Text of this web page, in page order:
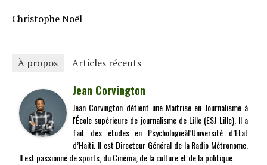
Christophe Noël
À propos Articles récents
Jean Corvington
Jean Corvington détient une Maitrise en Journalisme à
l'École supérieure de journalisme de Lille (ESJ Lille). Il a
fait des études en Psychologieàl’Université d’Etat
d’Haiti. Il est Directeur Général de la Radio Métronome.
Il est passionné de sports, du Cinéma, de la culture et de la politique.